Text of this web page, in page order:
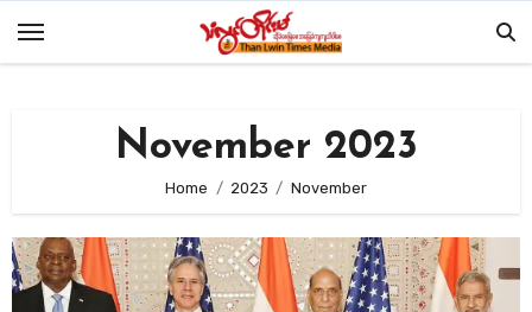
November 2023
Home 2023 November